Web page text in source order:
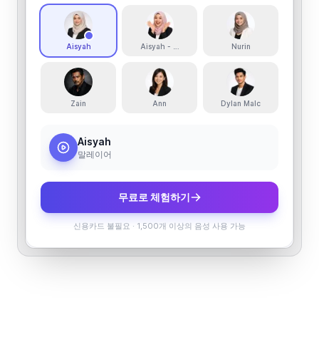
Aisyah Aisyah - Animated Nurin
Zain Ann Dylan Malc
Aisyah
말레이어
무료로 체험하기
신용카드 불필요 · 1,500개 이상의 음성 사용 가능